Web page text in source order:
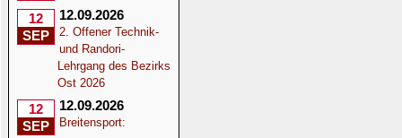
12
SEP
12.09.2026
2. Offener Technik-
und Randori-
Lehrgang des Bezirks
Ost 2026
12
SEP
12.09.2026
Breitensport: